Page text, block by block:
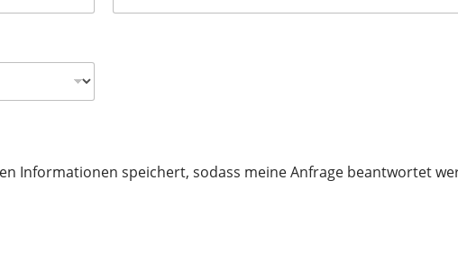
Informationen speichert, sodass meine Anfrage beantwortet